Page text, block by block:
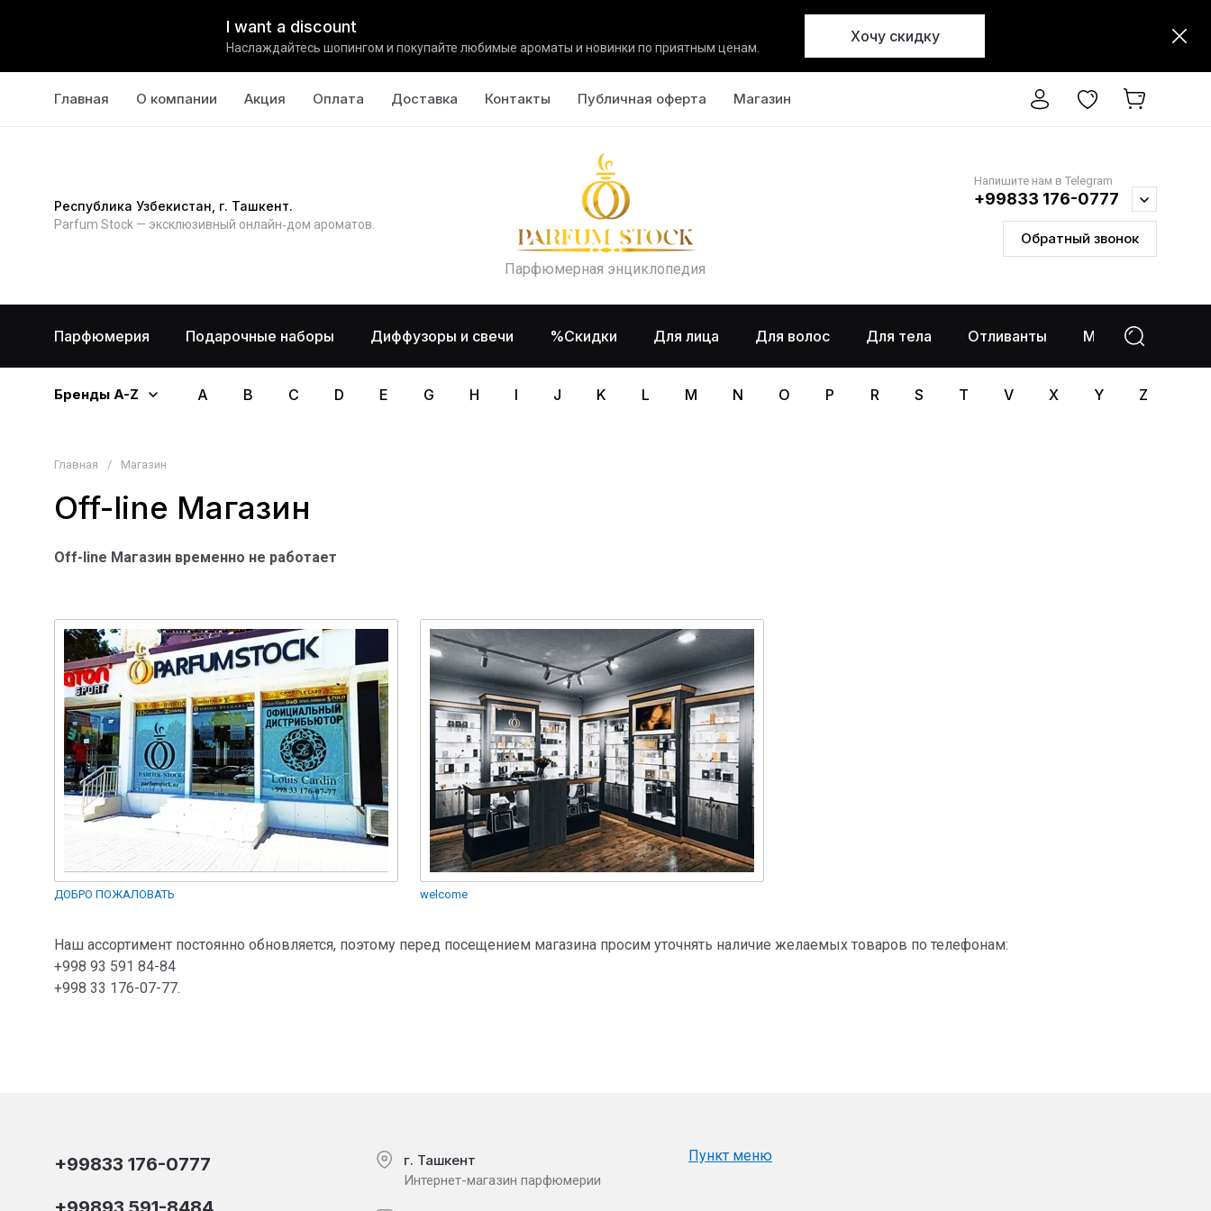
I want a discount
Наслаждайтесь шопингом и покупайте любимые ароматы и новинки по приятным ценам.
Хочу скидку
Главная О компании Акция Оплата Доставка Контакты Публичная оферта Магазин
Парфюмерная энциклопедия
Республика Узбекистан, г. Ташкент.
Parfum Stock — эксклюзивный онлайн‑дом ароматов.
Напишите нам в Telegram
+99833 176-0777
Обратный звонок
Парфюмерия Подарочные наборы Диффузоры и свечи %Скидки Для лица Для волос Для тела Отливанты Макияж
Бренды A-Z A B C D E G H I J K L M N O P R S T V X Y Z
Главная / Магазин
Off-line Магазин
Off-line Магазин временно не работает
ДОБРО ПОЖАЛОВАТЬ welcome
Наш ассортимент постоянно обновляется, поэтому перед посещением магазина просим уточнять наличие желаемых товаров по телефонам:
+998 93 591 84-84
+998 33 176-07-77.
+99833 176-0777
г. Ташкент
Интернет-магазин парфюмерии
Пункт меню